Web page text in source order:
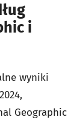
i
wyniki
Geographic